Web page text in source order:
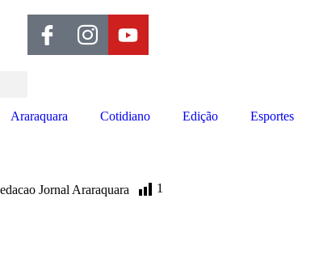
Araraquara Cotidiano Edição Esportes
Jornal Araraquara 1